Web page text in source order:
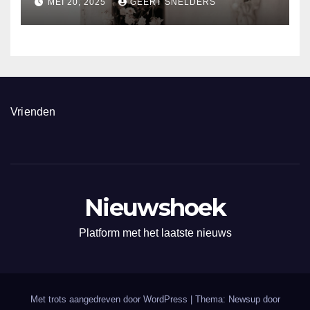
MEI 20, 2025 GEERT SNELDERS
Vrienden
Nieuwshoek
Platform met het laatste nieuws
Met trots aangedreven door WordPress Thema: Newsup door